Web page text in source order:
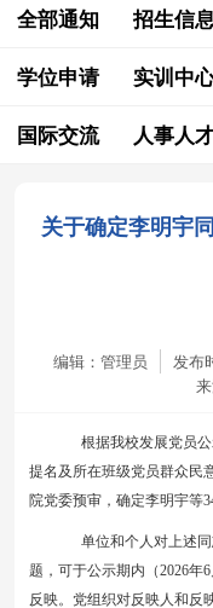
全部通知 招生信
学位申请
实训中
国际交流
人事人
关于确定李明宇
编辑：管理员 发布
根据我校发展党员
提名及所在班级党员群众民
院党委预审， 确定李明宇等
单位和个人对上述
题，可于公示期内（2026年6
反映。党组织对反映人和反